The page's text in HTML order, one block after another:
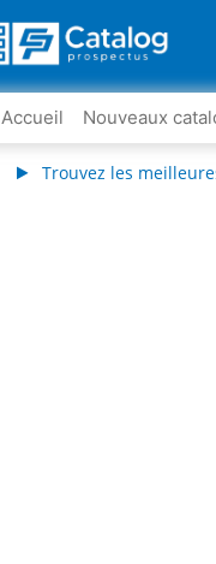
Accueil Nouveaux
Trouvez les